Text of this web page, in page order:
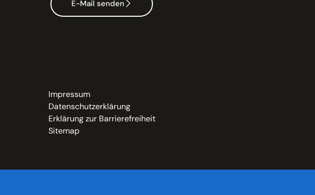
E-Mail senden
Impressum
Datenschutzerklärung
Erklärung zur Barrierefreiheit
Sitemap